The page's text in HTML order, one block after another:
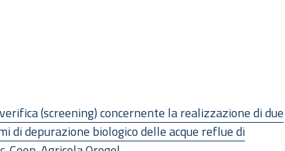
(screening) concernente la realizzazione di due
di depurazione biologico delle acque reflue di